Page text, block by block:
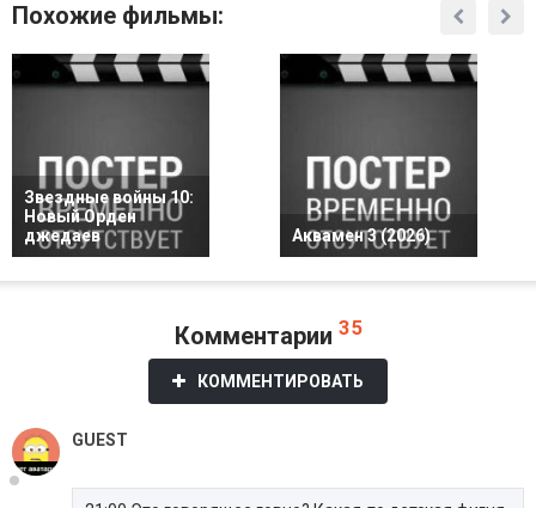
Похожие фильмы:
Звездные войны 10:
Новый Орден
джедаев
Аквамен 3 (2026)
Комментарии 35
КОММЕНТИРОВАТЬ
GUEST